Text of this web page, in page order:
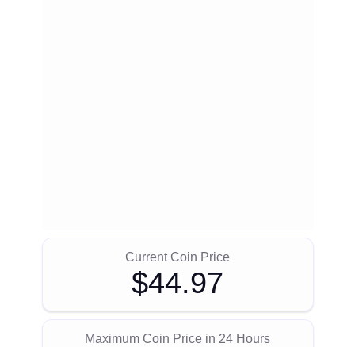
Current Coin Price
$44.97
Maximum Coin Price in 24 Hours